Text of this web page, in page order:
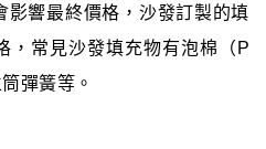
影響最終價格，沙發訂製的填
，常見沙發填充物有泡棉（P
彈簧等。